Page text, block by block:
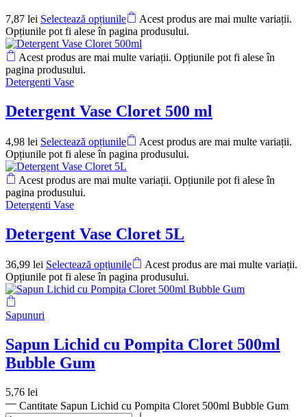
7,87 lei Selectează opțiunile
Acest produs are mai multe variații.
Opțiunile pot fi alese în pagina produsului.
Acest produs are mai multe variații. Opțiunile pot fi alese în
pagina produsului.
Detergenti Vase
Detergent Vase Cloret 500 ml
4,98 lei Selectează opțiunile
Acest produs are mai multe variații.
Opțiunile pot fi alese în pagina produsului.
Acest produs are mai multe variații. Opțiunile pot fi alese în
pagina produsului.
Detergenti Vase
Detergent Vase Cloret 5L
36,99 lei Selectează opțiunile
Acest produs are mai multe variații.
Opțiunile pot fi alese în pagina produsului.
Sapunuri
Sapun Lichid cu Pompita Cloret 500ml
Bubble Gum
5,76 lei
Cantitate Sapun Lichid cu Pompita Cloret 500ml Bubble Gum